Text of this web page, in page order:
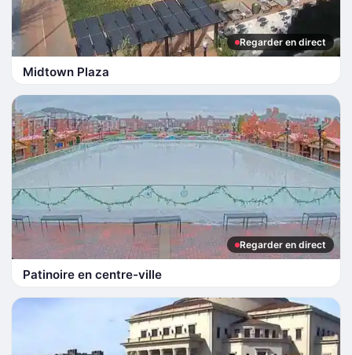
Regarder en direct
Midtown Plaza
Regarder en direct
Patinoire en centre-ville